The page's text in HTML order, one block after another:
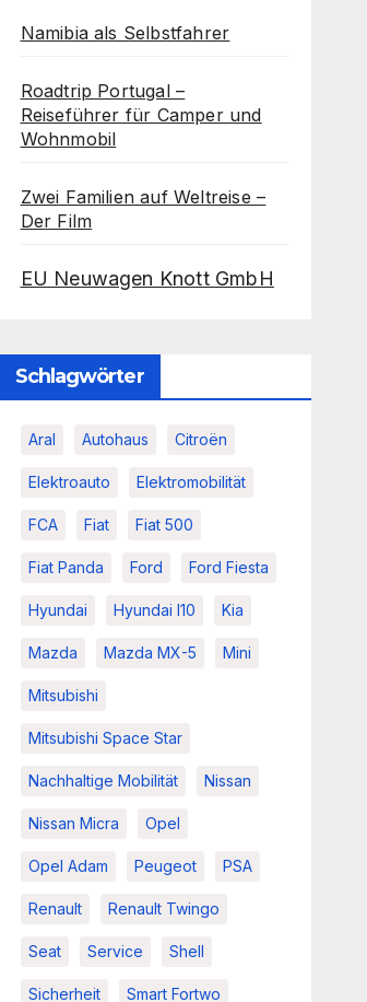
Namibia als Selbstfahrer
Roadtrip Portugal –
Reiseführer für Camper und
Wohnmobil
Zwei Familien auf Weltreise –
Der Film
EU Neuwagen Knott GmbH
Schlagwörter
Aral Autohaus Citroën
Elektroauto Elektromobilität
FCA Fiat Fiat 500
Fiat Panda Ford Ford Fiesta
Hyundai Hyundai I10 Kia
Mazda Mazda MX-5 Mini
Mitsubishi
Mitsubishi Space Star
Nachhaltige Mobilität Nissan
Nissan Micra Opel
Opel Adam Peugeot PSA
Renault Renault Twingo
Seat Service Shell
Sicherheit Smart Fortwo